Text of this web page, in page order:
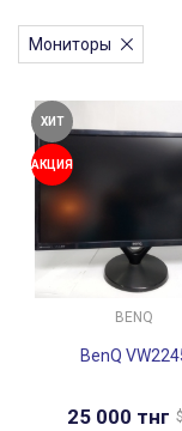
Мониторы
ХИТ
АКЦИЯ
BENQ
BenQ
25 000 тнг $